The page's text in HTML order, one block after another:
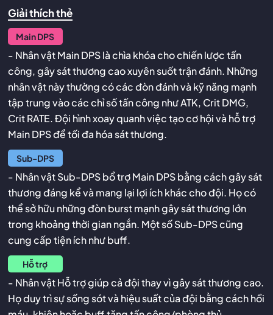
Giải thích thẻ
Main DPS
- Nhân vật Main DPS là chìa khóa cho chiến lược tấn
công, gây sát thương cao xuyên suốt trận đánh. Những
nhân vật này thường có các đòn đánh và kỹ năng mạnh
tập trung vào các chỉ số tấn công như ATK, Crit DMG,
Crit RATE. Đội hình xoay quanh việc tạo cơ hội và hỗ trợ
Main DPS để tối đa hóa sát thương.
Sub-DPS
- Nhân vật Sub-DPS bổ trợ Main DPS bằng cách gây sát
thương đáng kể và mang lại lợi ích khác cho đội. Họ có
thể sở hữu những đòn burst mạnh gây sát thương lớn
trong khoảng thời gian ngắn. Một số Sub-DPS cũng
cung cấp tiện ích như buff.
Hỗ trợ
- Nhân vật Hỗ trợ giúp cả đội thay vì gây sát thương cao.
Họ duy trì sự sống sót và hiệu suất của đội bằng cách hồi